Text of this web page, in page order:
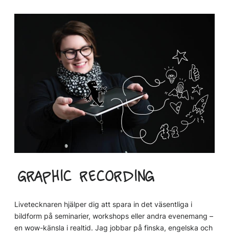
Graphic recording
Livetecknaren hjälper dig att spara in det väsentliga i
bildform på seminarier, workshops eller andra evenemang –
en wow-känsla i realtid. Jag jobbar på finska, engelska och